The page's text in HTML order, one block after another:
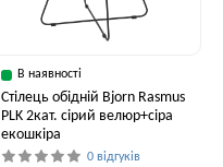
В наявності
Стілець обідній Bjorn Rasmus
PLK 2кат. сірий велюр+сіра
екошкіра
0 відгуків